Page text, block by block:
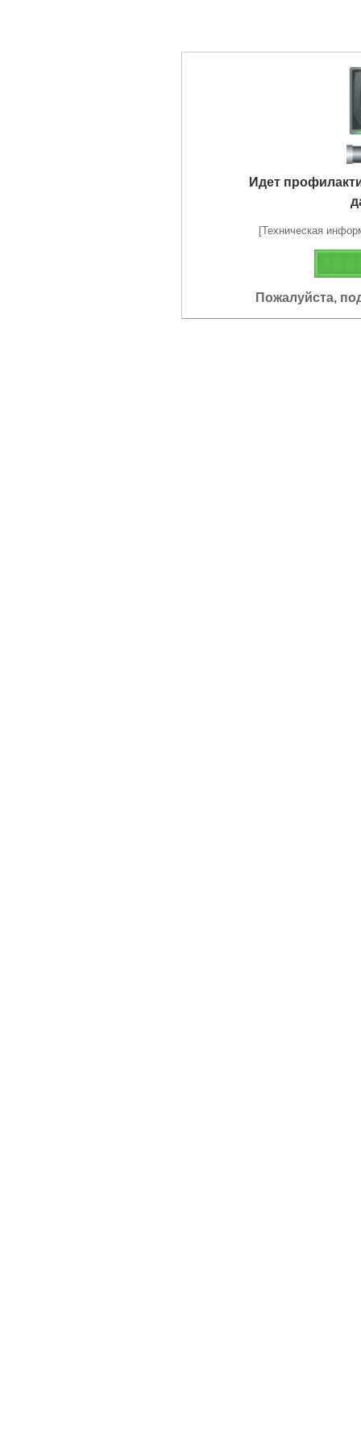
Идет
[Техническая
Пожалуйста,